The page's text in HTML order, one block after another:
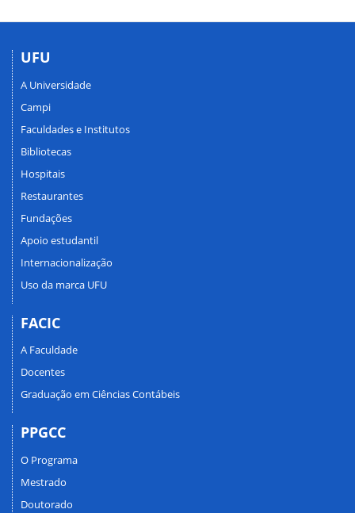
UFU
A Universidade
Campi
Faculdades e Institutos
Bibliotecas
Hospitais
Restaurantes
Fundações
Apoio estudantil
Internacionalização
Uso da marca UFU
FACIC
A Faculdade
Docentes
Graduação em Ciências Contábeis
PPGCC
O Programa
Mestrado
Doutorado